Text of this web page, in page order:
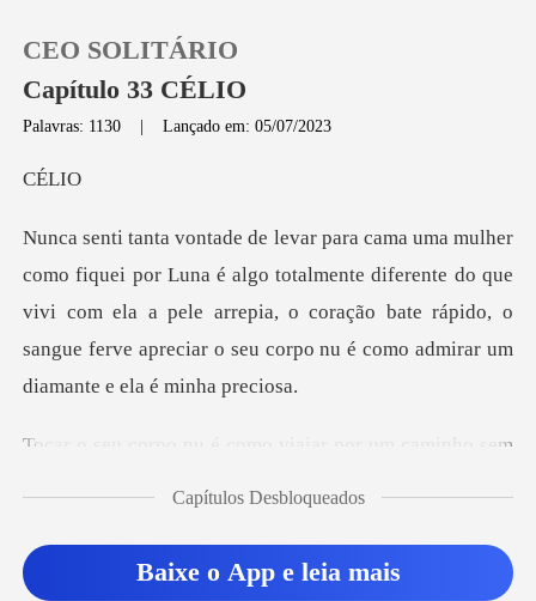
Loja
Histórico
Sair
CEO SOLITÁRIO
Capítulo 33 CÉLIO
Palavras: 1130 |Lançado em: 05/07/2023
É
totalmente diferente do que
vivi com ela a pele arrepia, o coração bate rápido, o
sa
iajar por um caminho sem
Capítulos Desbloqueados
Baixe o App e leia mais